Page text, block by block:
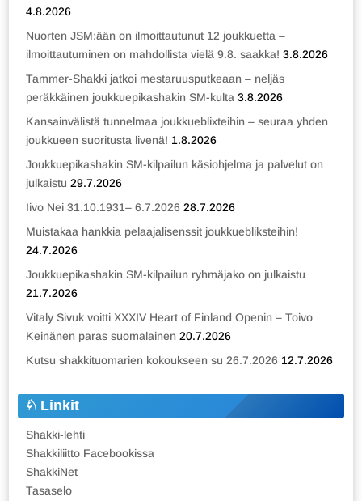
4.8.2026
Nuorten JSM:ään on ilmoittautunut 12 joukkuetta –
ilmoittautuminen on mahdollista vielä 9.8. saakka! 3.8.2026
Tammer-Shakki jatkoi mestaruusputkeaan – neljäs
peräkkäinen joukkuepikashakin SM-kulta 3.8.2026
Kansainvälistä tunnelmaa joukkueblixteihin – seuraa yhden
joukkueen suoritusta livenä! 1.8.2026
Joukkuepikashakin SM-kilpailun käsiohjelma ja palvelut on
julkaistu 29.7.2026
Iivo Nei 31.10.1931– 6.7.2026 28.7.2026
Muistakaa hankkia pelaajalisenssit joukkuebliksteihin!
24.7.2026
Joukkuepikashakin SM-kilpailun ryhmäjako on julkaistu
21.7.2026
Vitaly Sivuk voitti XXXIV Heart of Finland Openin – Toivo
Keinänen paras suomalainen 20.7.2026
Kutsu shakkituomarien kokoukseen su 26.7.2026 12.7.2026
Linkit
Shakki-lehti
Shakkiliitto Facebookissa
ShakkiNet
Tasaselo